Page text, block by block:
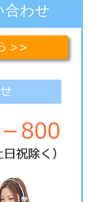
合わせ